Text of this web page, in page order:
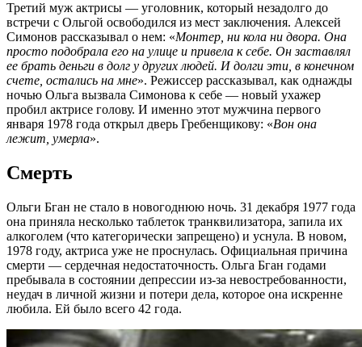
Третий муж актрисы — уголовник, который незадолго до
встречи с Ольгой освободился из мест заключения. Алексей
Симонов рассказывал о нем: «Монтер, ни кола ни двора. Она
просто подобрала его на улице и привела к себе. Он заставлял
ее брать деньги в долг у других людей. И долги эти, в конечном
счете, остались на мне». Режиссер рассказывал, как однажды
ночью Ольга вызвала Симонова к себе — новый ухажер
пробил актрисе голову. И именно этот мужчина первого
января 1978 года открыл дверь Гребенщикову: «Вон она
лежит, умерла».
Смерть
Ольги Бган не стало в новогоднюю ночь. 31 декабря 1977 года
она приняла несколько таблеток транквилизатора, запила их
алкоголем (что категорически запрещено) и уснула. В новом,
1978 году, актриса уже не проснулась. Официальная причина
смерти — сердечная недостаточность. Ольга Бган годами
пребывала в состоянии депрессии из-за невостребованности,
неудач в личной жизни и потери дела, которое она искренне
любила. Ей было всего 42 года.